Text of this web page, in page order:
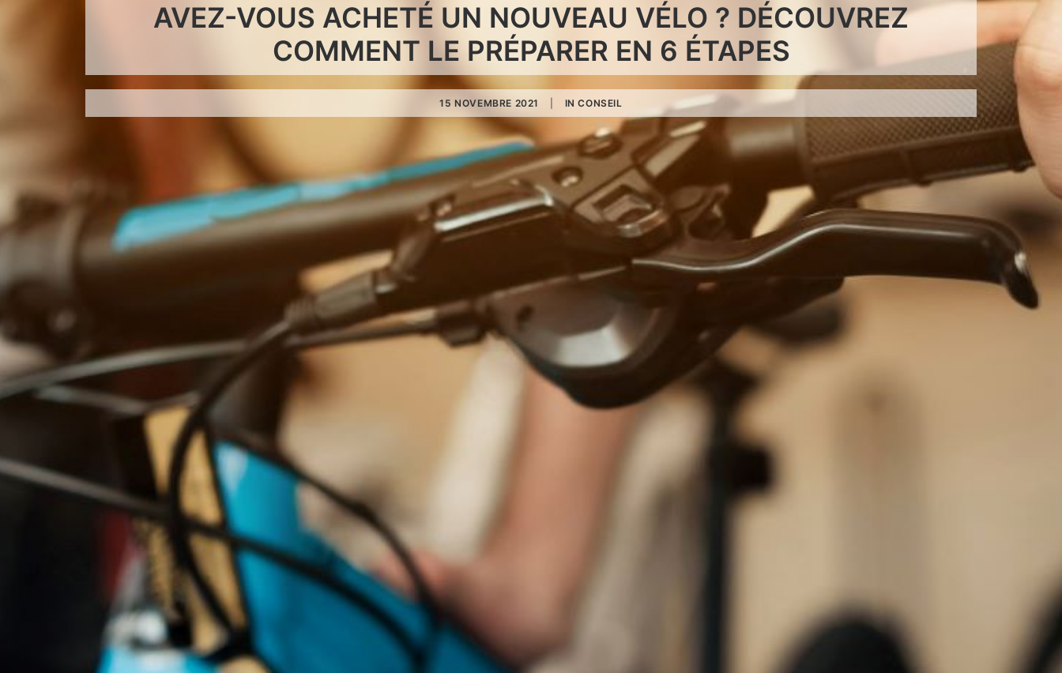
AVEZ-VOUS ACHETÉ UN NOUVEAU VÉLO ? DÉCOUVREZ
COMMENT LE PRÉPARER EN 6 ÉTAPES
15 NOVEMBRE 2021 INCONSEIL